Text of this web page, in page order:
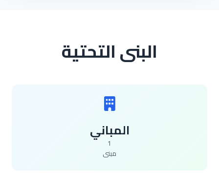
البنى التحتية
المباني
مبنى